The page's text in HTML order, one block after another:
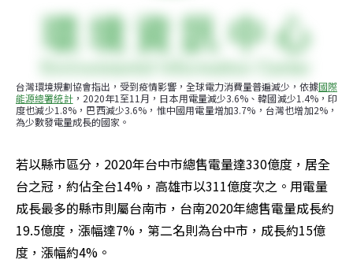
台灣環境規劃協會指出，受到疫情影響，全球電力消費量普遍減少，依據國際
能源總署統計，2020年1至11月，日本用電量減少3.6%、韓國減少1.4%，印
度也減少1.8%，巴西減少3.6%，惟中國用電量增加3.7%，台灣也增加2%，
為少數發電量成長的國家。
若以縣市區分，2020年台中市總售電量達330億度，居全
台之冠，約佔全台14%，高雄市以311億度次之。用電量
成長最多的縣市則屬台南市，台南2020年總售電量成長約
19.5億度，漲幅達7%，第二名則為台中市，成長約15億
度，漲幅約4%。